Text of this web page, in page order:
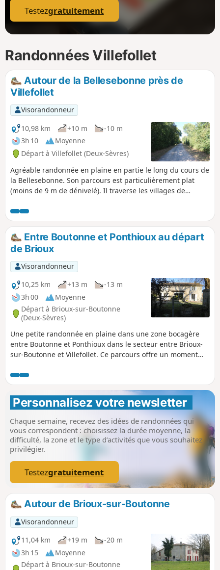
Testezgratuitement
Randonnées Villefollet
Autour de la Bellesebonne près de
Villefollet
Visorandonneur
10,98 km
+10 m
-10 m
3h 10
Moyenne
Départ à Villefollet (Deux-Sèvres)
Agréable randonnée en plaine en partie le long du cours de
la Bellesebonne. Son parcours est particulièrement plat
(moins de 9 m de dénivelé). Il traverse les villages de
Entre Boutonne et Ponthioux au départ
de Brioux
Visorandonneur
10,25 km
+13 m
-13 m
3h 00
Moyenne
Départ à Brioux-sur-Boutonne
(Deux-Sèvres)
Une petite randonnée en plaine dans une zone bocagère
entre Boutonne et Ponthioux dans le secteur entre Brioux-
sur-Boutonne et Villefollet. Ce parcours offre un moment
Personnalisez votre newsletter
Chaque semaine, recevez des idées de randonnées qui
vous correspondent : choisissez la durée moyenne, la
difficulté, la zone et le type d’activités que vous souhaitez
privilégier.
Testezgratuitement
Autour de Brioux-sur-Boutonne
Visorandonneur
11,04 km
+19 m
-20 m
3h 15
Moyenne
Départ à Brioux-sur-Boutonne